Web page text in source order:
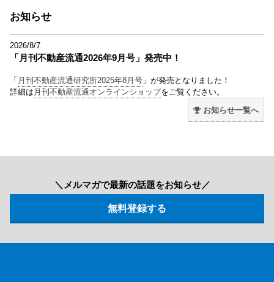
お知らせ
2026/8/7
「月刊不動産流通2026年9月号」発売中！
「 月刊不動産流通研究所2025年8月号 」が発売となりました！
詳細は 月刊不動産流通オンラインショップをご覧ください。
お知らせ一覧へ
＼メルマガで最新の話題をお知らせ／